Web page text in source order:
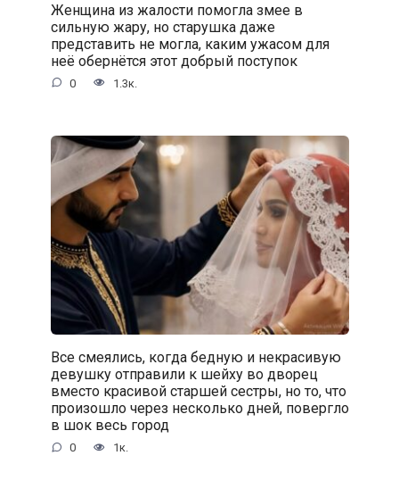
Женщина из жалости помогла змее в
сильную жару, но старушка даже
представить не могла, каким ужасом для
неё обернётся этот добрый поступок
0 1.3к.
Все смеялись, когда бедную и некрасивую
девушку отправили к шейху во дворец
вместо красивой старшей сестры, но то, что
произошло через несколько дней, повергло
в шок весь город
0 1к.